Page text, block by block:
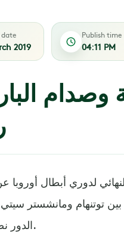
date
2019
Publish time
04:11 PM
وصدام
لدوري أبطال أوروبا
بين توتنهام ومانشستر
الدور نصف النهائي لناديي ليفربول ويوفنتوس.